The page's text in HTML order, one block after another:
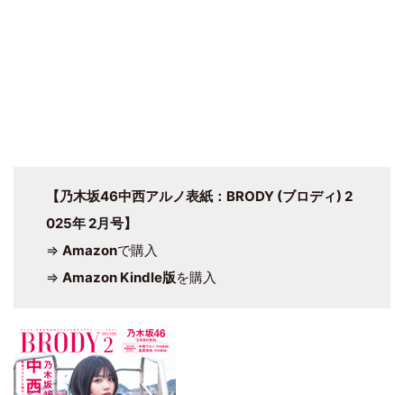
【乃木坂46中西アルノ表紙：BRODY (ブロディ) 2
025年 2月号】
⇒ Amazonで購入
⇒ Amazon Kindle版を購入